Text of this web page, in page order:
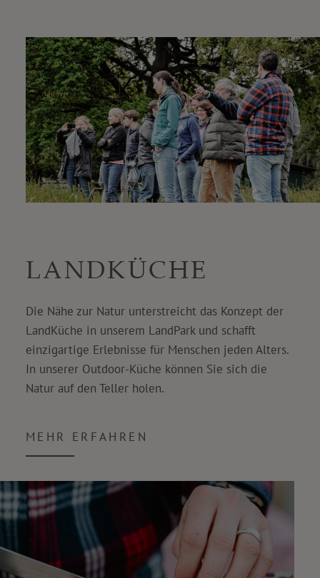
LANDKÜCHE
Die Nähe zur Natur unterstreicht das Konzept der
LandKüche in unserem LandPark und schafft
einzigartige Erlebnisse für Menschen jeden Alters.
In unserer Outdoor-Küche können Sie sich die
Natur auf den Teller holen.
MEHR ERFAHREN